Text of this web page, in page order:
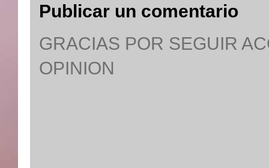
Publicar un comentario
GRACIAS POR SEGUIR
OPINION